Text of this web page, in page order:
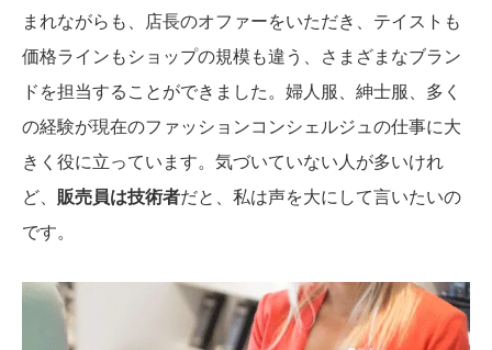
まれながらも、店長のオファーをいただき、テイストも
価格ラインもショップの規模も違う、さまざまなブラン
ドを担当することができました。婦人服、紳士服、多く
の経験が現在のファッションコンシェルジュの仕事に大
きく役に立っています。気づいていない人が多いけれ
ど、 販売員は技術者だと、私は声を大にして言いたいの
です。